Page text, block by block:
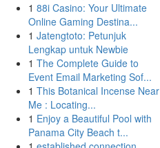
1 88i Casino: Your Ultimate
Online Gaming Destina...
1 Jatengtoto: Petunjuk
Lengkap untuk Newbie
1 The Complete Guide to
Event Email Marketing Sof...
1 This Botanical Incense Near
Me : Locating...
1 Enjoy a Beautiful Pool with
Panama City Beach t...